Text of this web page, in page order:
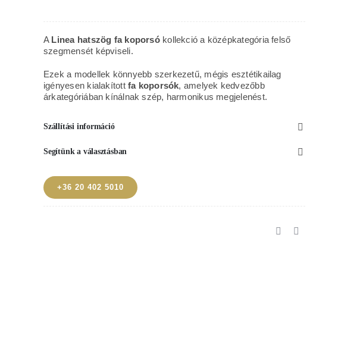
fa
mennyiség
A Linea hatszög fa koporsókollekció a középkategória felső
szegmensét képviseli.
Ezek a modellek könnyebb szerkezetű, mégis esztétikailag
igényesen kialakított fa koporsók, amelyek kedvezőbb
árkategóriában kínálnak szép, harmonikus megjelenést.
Szállítási információ
Segítünk a választásban
+36 20 402 5010